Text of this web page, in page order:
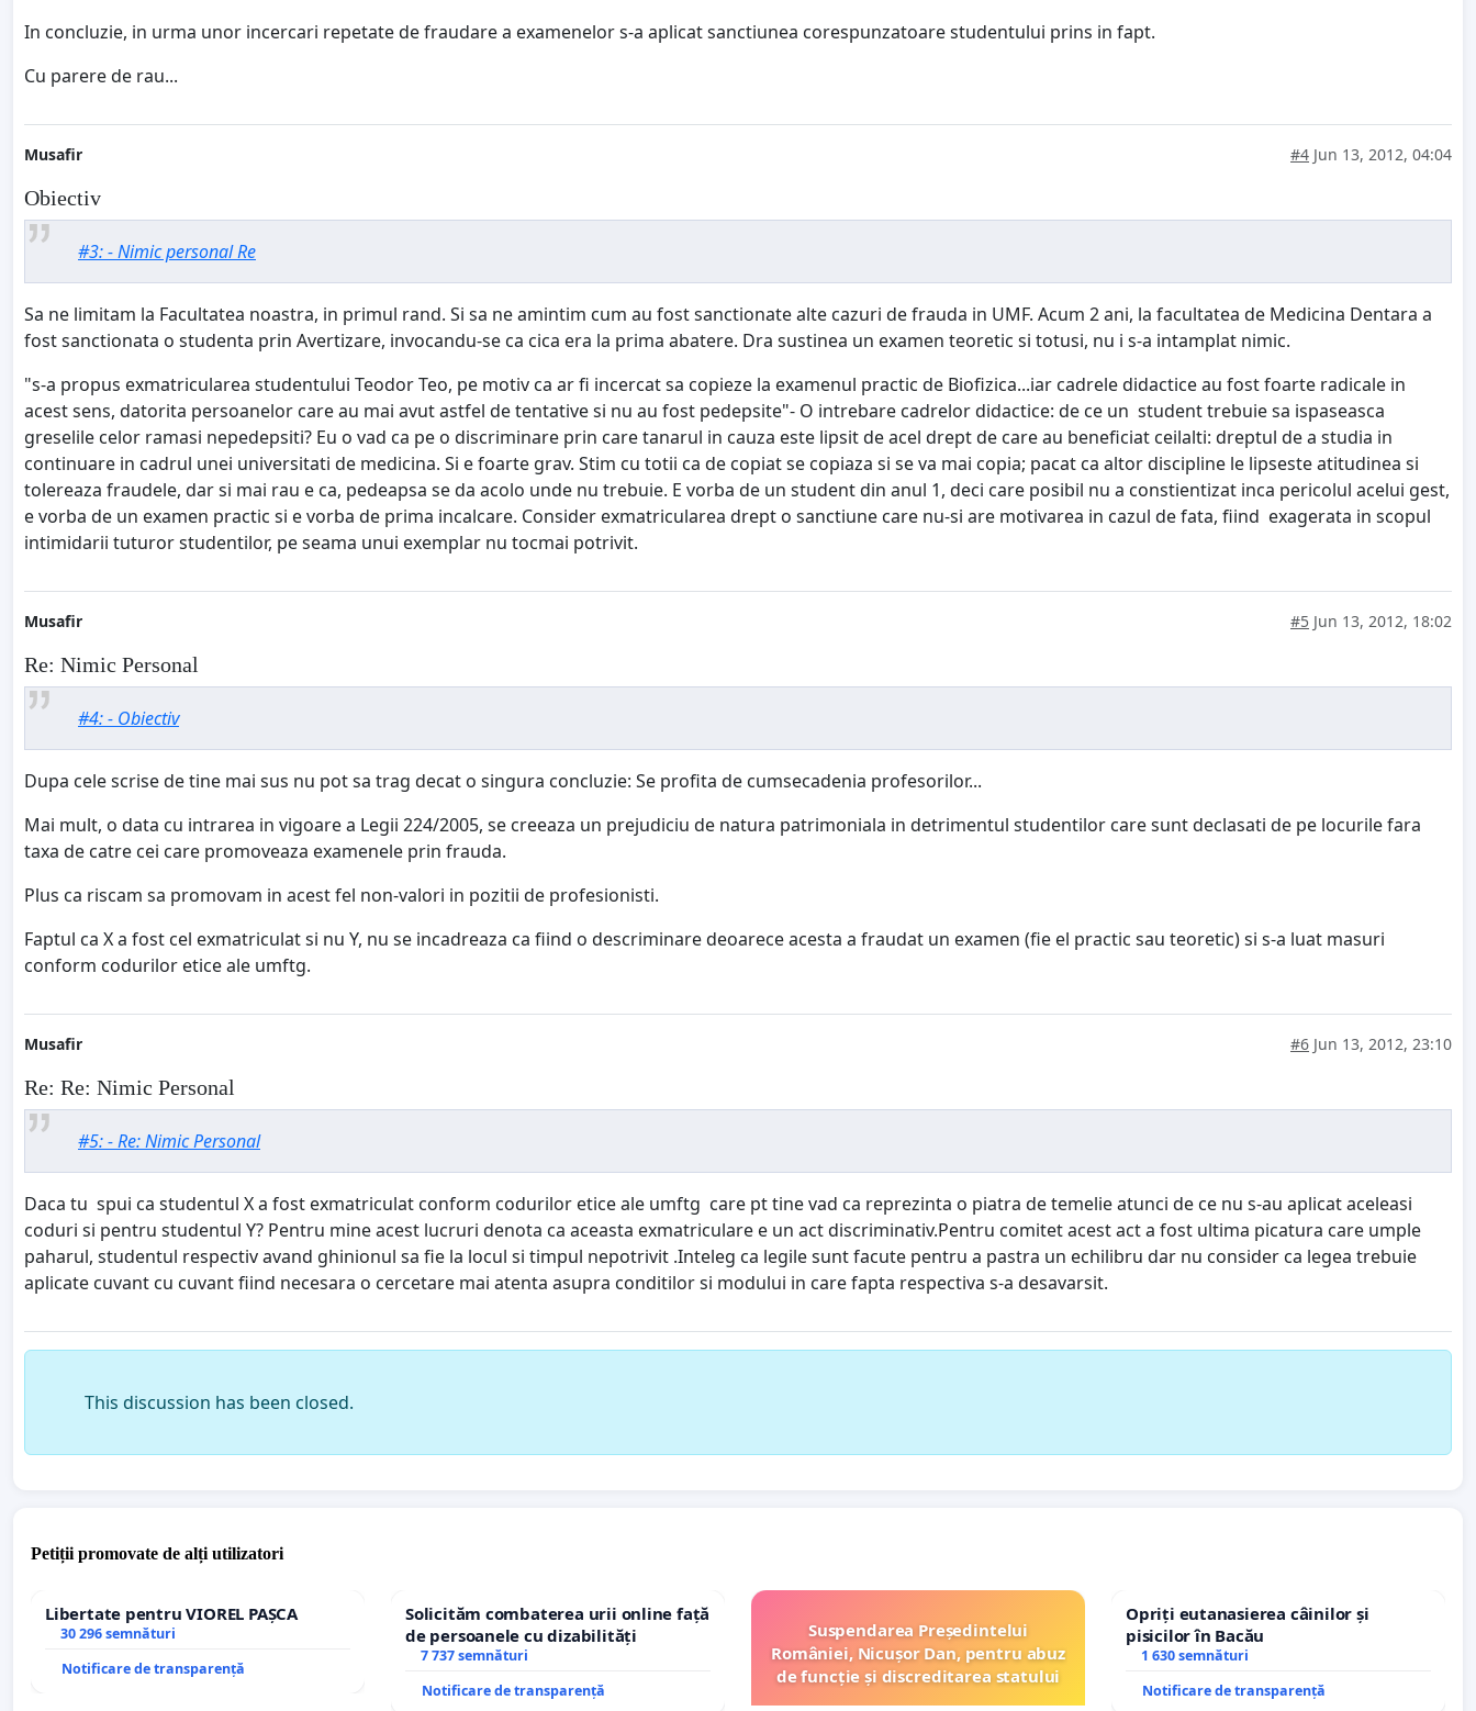
In concluzie, in urma unor incercari repetate de fraudare a examenelor s-a aplicat sanctiunea corespunzatoare studentului prins in fapt.
Cu parere de rau...
Musafir #4 Jun 13, 2012, 04:04
Obiectiv
#3: - Nimic personal Re
Sa ne limitam la Facultatea noastra, in primul rand. Si sa ne amintim cum au fost sanctionate alte cazuri de frauda in UMF. Acum 2 ani, la facultatea de Medicina Dentara a
fost sanctionata o studenta prin Avertizare, invocandu-se ca cica era la prima abatere. Dra sustinea un examen teoretic si totusi, nu i s-a intamplat nimic.
"s-a propus exmatricularea studentului Teodor Teo, pe motiv ca ar fi incercat sa copieze la examenul practic de Biofizica...iar cadrele didactice au fost foarte radicale in
acest sens, datorita persoanelor care au mai avut astfel de tentative si nu au fost pedepsite"- O intrebare cadrelor didactice: de ce un student trebuie sa ispaseasca
greselile celor ramasi nepedepsiti? Eu o vad ca pe o discriminare prin care tanarul in cauza este lipsit de acel drept de care au beneficiat ceilalti: dreptul de a studia in
continuare in cadrul unei universitati de medicina. Si e foarte grav. Stim cu totii ca de copiat se copiaza si se va mai copia; pacat ca altor discipline le lipseste atitudinea si
tolereaza fraudele, dar si mai rau e ca, pedeapsa se da acolo unde nu trebuie. E vorba de un student din anul 1, deci care posibil nu a constientizat inca pericolul acelui gest,
e vorba de un examen practic si e vorba de prima incalcare. Consider exmatricularea drept o sanctiune care nu-si are motivarea in cazul de fata, fiind exagerata in scopul
intimidarii tuturor studentilor, pe seama unui exemplar nu tocmai potrivit.
Musafir #5 Jun 13, 2012, 18:02
Re: Nimic Personal
#4: - Obiectiv
Dupa cele scrise de tine mai sus nu pot sa trag decat o singura concluzie: Se profita de cumsecadenia profesorilor...
Mai mult, o data cu intrarea in vigoare a Legii 224/2005, se creeaza un prejudiciu de natura patrimoniala in detrimentul studentilor care sunt declasati de pe locurile fara
taxa de catre cei care promoveaza examenele prin frauda.
Plus ca riscam sa promovam in acest fel non-valori in pozitii de profesionisti.
Faptul ca X a fost cel exmatriculat si nu Y, nu se incadreaza ca fiind o descriminare deoarece acesta a fraudat un examen (fie el practic sau teoretic) si s-a luat masuri
conform codurilor etice ale umftg.
Musafir #6 Jun 13, 2012, 23:10
Re: Re: Nimic Personal
#5: - Re: Nimic Personal
Daca tu spui ca studentul X a fost exmatriculat conform codurilor etice ale umftg care pt tine vad ca reprezinta o piatra de temelie atunci de ce nu s-au aplicat aceleasi
coduri si pentru studentul Y? Pentru mine acest lucruri denota ca aceasta exmatriculare e un act discriminativ.Pentru comitet acest act a fost ultima picatura care umple
paharul, studentul respectiv avand ghinionul sa fie la locul si timpul nepotrivit .Inteleg ca legile sunt facute pentru a pastra un echilibru dar nu consider ca legea trebuie
aplicate cuvant cu cuvant fiind necesara o cercetare mai atenta asupra conditilor si modului in care fapta respectiva s-a desavarsit.
This discussion has been closed.
Petiții promovate de alți utilizatori
Libertate pentru VIOREL PAȘCA
30 296 semnături
Notificare de transparență
Solicităm combaterea urii online față
de persoanele cu dizabilități
7 737 semnături
Notificare de transparență
Suspendarea Președintelui
României, Nicușor Dan, pentru abuz
de funcție și discreditarea statului
Opriți eutanasierea câinilor și
pisicilor în Bacău
1 630 semnături
Notificare de transparență